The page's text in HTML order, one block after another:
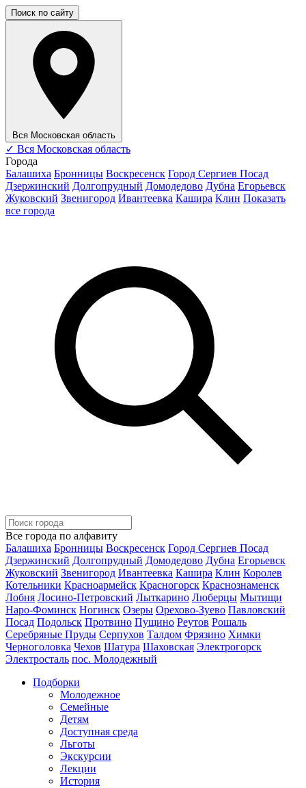
Поиск по сайту
Вся Московская область
✓ Вся Московская область
Города
Балашиха Бронницы Воскресенск Город Сергиев Посад
Дзержинский Долгопрудный Домодедово Дубна Егорьевск
Жуковский Звенигород Ивантеевка Кашира Клин Показать
все города
Все города по алфавиту
Балашиха Бронницы Воскресенск Город Сергиев Посад
Дзержинский Долгопрудный Домодедово Дубна Егорьевск
Жуковский Звенигород Ивантеевка Кашира Клин Королев
Котельники Красноармейск Красногорск Краснознаменск
Лобня Лосино-Петровский Лыткарино Люберцы Мытищи
Наро-Фоминск Ногинск Озеры Орехово-Зуево Павловский
Посад Подольск Протвино Пущино Реутов Рошаль
Серебряные Пруды Серпухов Талдом Фрязино Химки
Черноголовка Чехов Шатура Шаховская Электрогорск
Электросталь пос. Молодежный
Подборки
Молодежное
Семейные
Детям
Доступная среда
Льготы
Экскурсии
Лекции
История